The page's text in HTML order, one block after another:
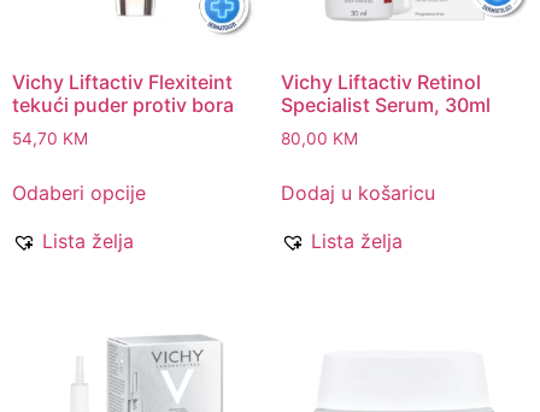
Vichy Liftactiv Flexiteint
tekući puder protiv bora
54,70 KM
Odaberi opcije
Lista želja
Vichy Liftactiv Retinol
Specialist Serum, 30ml
80,00 KM
Dodaj u košaricu
Lista želja